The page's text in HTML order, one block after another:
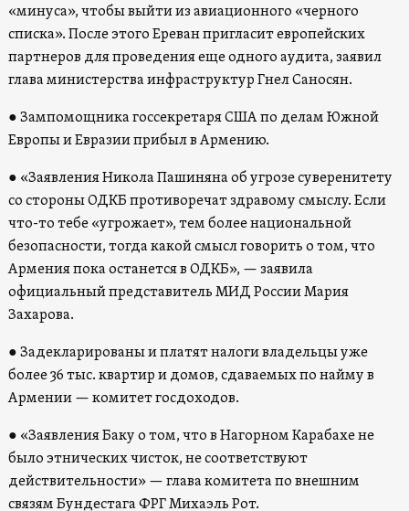
«минуса», чтобы выйти из авиационного «черного
списка». После этого Ереван пригласит европейских
партнеров для проведения еще одного аудита, заявил
глава министерства инфраструктур Гнел Саносян.
● Зампомощника госсекретаря США по делам Южной
Европы и Евразии прибыл в Армению.
● «Заявления Никола Пашиняна об угрозе суверенитету
со стороны ОДКБ противоречат здравому смыслу. Если
что-то тебе «угрожает», тем более национальной
безопасности, тогда какой смысл говорить о том, что
Армения пока останется в ОДКБ», — заявила
официальный представитель МИД России Мария
Захарова.
● Задекларированы и платят налоги владельцы уже
более 36 тыс. квартир и домов, сдаваемых по найму в
Армении — комитет госдоходов.
● «Заявления Баку о том, что в Нагорном Карабахе не
было этнических чисток, не соответствуют
действительности» — глава комитета по внешним
связям Бундестага ФРГ Михаэль Рот.